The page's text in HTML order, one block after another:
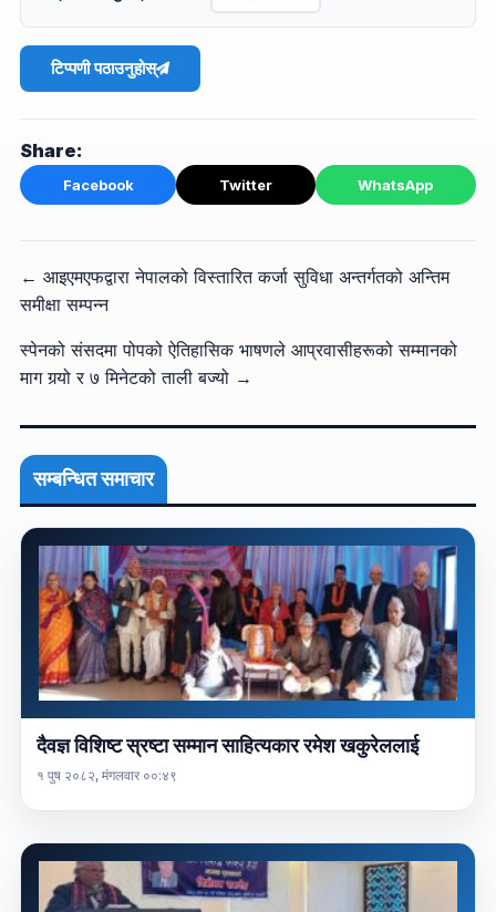
टिप्पणी पठाउनुहोस्
Share:
Facebook Twitter WhatsApp
← आइएमएफद्वारा नेपालको विस्तारित कर्जा सुविधा अन्तर्गतको अन्तिम
समीक्षा सम्पन्न
स्पेनको संसदमा पोपको ऐतिहासिक भाषणले आप्रवासीहरूको सम्मानको
माग गर्‍यो र ७ मिनेटको ताली बज्यो →
सम्बन्धित समाचार
दैवज्ञ विशिष्ट स्रष्टा सम्मान साहित्यकार रमेश खकुरेललाई
१ पुष २०८२, मंगलवार ००:४९